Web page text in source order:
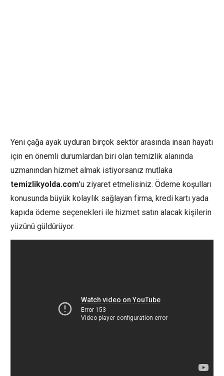
Yeni çağa ayak uyduran birçok sektör arasında insan hayatı
için en önemli durumlardan biri olan temizlik alanında
uzmanından hizmet almak istiyorsanız mutlaka
temizlikyolda.com'u ziyaret etmelisiniz. Ödeme koşulları
konusunda büyük kolaylık sağlayan firma, kredi kartı yada
kapıda ödeme seçenekleri ile hizmet satın alacak kişilerin
yüzünü güldürüyor.